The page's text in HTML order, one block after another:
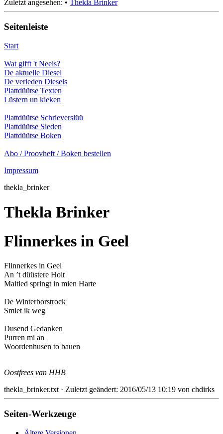
Zuletzt angesehen: • Thekla Brinker
Seitenleiste
Start
Wat gifft 't Neeis?
De aktuelle Diesel
De verleden Diesels
Plattdüütse Texten
Lüstern un kieken
Plattdüütse Schrieverslüü
Plattdüütse Sieden
Plattdüütse Boken
Abo / Proovheft / Boken bestellen
Impressum
thekla_brinker
Thekla Brinker
Flinnerkes in Geel
Flinnerkes in Geel
An ’t düüstere Holt
Maitied springt in mien Harte
De Winterborstrock
Smiet ik weg
Dusend Gedanken
Purren mi an
Woordenhusen to bauen
Oostfrees van HHB
thekla_brinker.txt · Zuletzt geändert: 2016/05/13 10:19 von chdirks
Seiten-Werkzeuge